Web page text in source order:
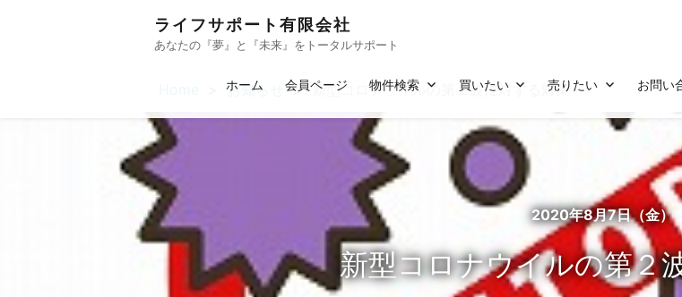
ライフサポート有限会社
あなたの『夢』と『未来』をトータルサポート
ホーム 会員ページ 物件検索 買いたい 売りたい お問い
お知らせ 新型コロナウイルの第２波に対する対策
2020年8月7日（金）
新型コロナウイルの第２